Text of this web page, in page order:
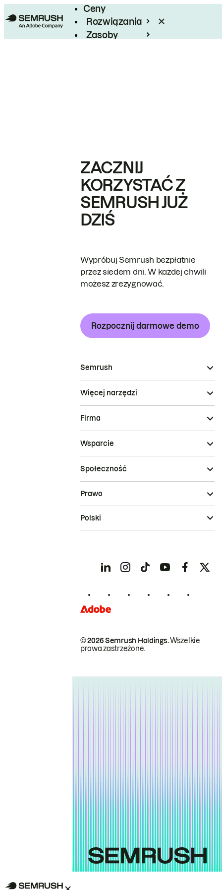
Ceny
Rozwiązania
Zasoby
ZACZNIJ
KORZYSTAĆ Z
SEMRUSH JUŻ
DZIŚ
Wypróbuj Semrush bezpłatnie
przez siedem dni. W każdej chwili
możesz zrezygnować.
Rozpocznij darmowe demo
Semrush
Więcej narzędzi
Firma
Wsparcie
Społeczność
© 2026 Semrush Holdings.Wszelkie
prawa zastrzeżone.
Prawo
Polski